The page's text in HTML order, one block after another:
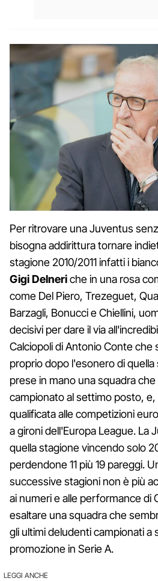
Per ritrovare una Juventus
bisogna addirittura tornare
stagione 2010/2011 infatti i
Gigi Delneriche in una rosa
come Del Piero, Trezeguet,
Barzagli, Bonucci e Chiellini,
decisivi per dare il via
Calciopoli di Antonio Conte che
proprio dopo l'esonero di
prese in mano una squadra
campionato al settimo posto,
qualificata alle competizioni
a gironi dell'Europa League. La
quella stagione vincendo solo
perdendone 11 più 19 pareggi.
successive stagioni non è più
ai numeri e alle performance di
esaltare una squadra che
gli ultimi deludenti campionati a
promozione in Serie A.
LEGGI ANCHE